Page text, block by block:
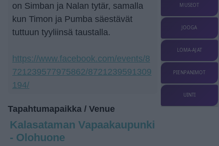
on Simban ja Nalan tytär, samalla
kun Timon ja Pumba säestävät
tuttuun tyyliinsä taustalla.
https://www.facebook.com/events/8
721239577975862/8721239591309
194/
Tapahtumapaikka / Venue
Kalasataman Vapaakaupunki
- Olohuone
MUSEOT
JOOGA
LOMA-AJAT
PIENPANIMOT
UINTI